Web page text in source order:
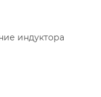
индуктора